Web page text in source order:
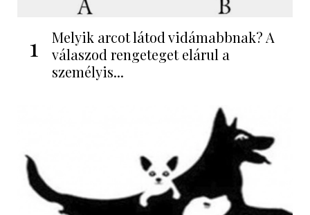
1
Melyik arcot látod vidámabbnak? A
válaszod rengeteget elárul a
személyis...